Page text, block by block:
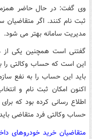
ثبت نام کنند. اگر
مدیریت سامانه بهتر می شود.
گفتنی است همچنین یکی از
این است که حساب وکالتی را
باید این حساب را به نفع
اکنون امکان ثبت نام و
اطلاع رسانی کرده بود که
حساب وکالتی فرد متقاضی